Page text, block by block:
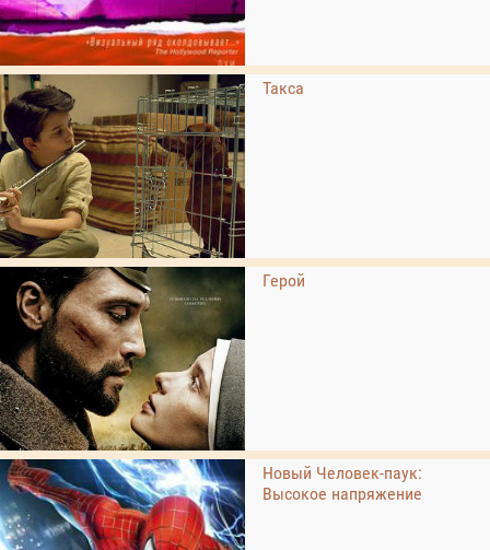
Такса
Герой
Новый Человек-паук:
Высокое напряжение